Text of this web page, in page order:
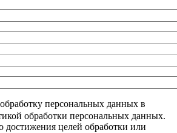
персональных данных в
обработки персональных данных.
достижения целей обработки или